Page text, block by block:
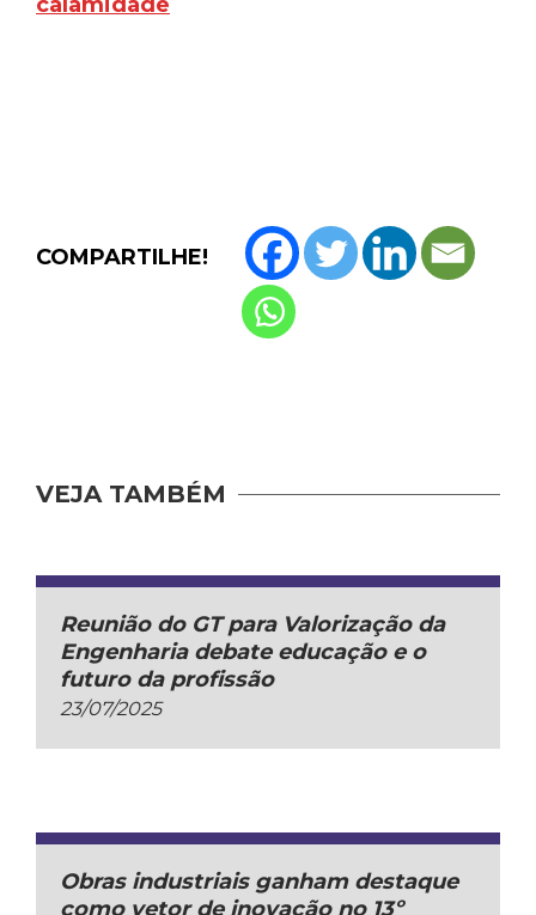
COMPARTILHE!
VEJA TAMBÉM
Reunião do GT para Valorização da
Engenharia debate educação e o
futuro da profissão
23/07/2025
Obras industriais ganham destaque
como vetor de inovação no 13º